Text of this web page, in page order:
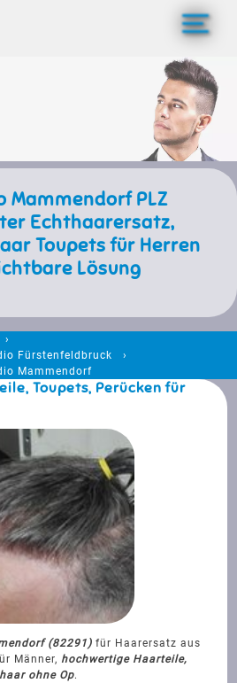
>
Mammendorf PLZ
Echthaarersatz,
Toupets für Herren
Lösung
Fürstenfeldbruck
Mammendorf
Toupets, Perücken für
(82291) für Haarersatz aus
Männer, hochwertige Haarteile,
ohne Op.